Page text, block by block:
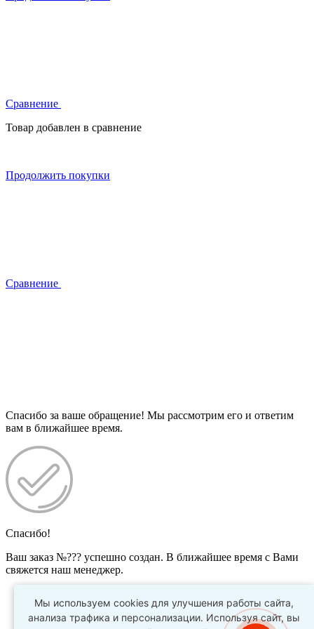
Сравнение
Товар добавлен в сравнение
Продолжить покупки
Сравнение
Спасибо за ваше обращение! Мы рассмотрим его и ответим
вам в ближайшее время.
Спасибо!
Ваш заказ №??? успешно создан. В ближайшее время с Вами
свяжется наш менеджер.
Мы используем cookies для улучшения работы сайта,
анализа трафика и персонализации. Используя сайт, вы